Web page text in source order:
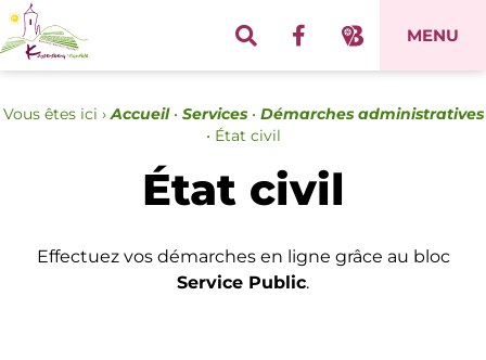
MENU
Vous êtes ici › Accueil• Services• Démarches administratives
• État civil
État civil
Effectuez vos démarches en ligne grâce au bloc
Service Public.
Panneau de gestion des cookies